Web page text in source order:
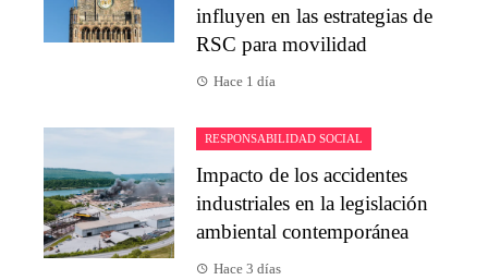
influyen en las estrategias de
RSC para movilidad
Hace 1 día
RESPONSABILIDAD SOCIAL
Impacto de los accidentes
industriales en la legislación
ambiental contemporánea
Hace 3 días